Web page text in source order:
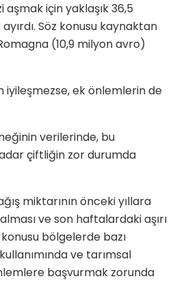
aşmak için yaklaşık 36,5
Söz konusu kaynaktan
(10,9 milyon avro)
iyileşmezse, ek önlemlerin de
verilerinde, bu
çiftliğin zor durumda
miktarının önceki yıllara
ve son haftalardaki aşırı
bölgelerde bazı
ve tarımsal
başvurmak zorunda